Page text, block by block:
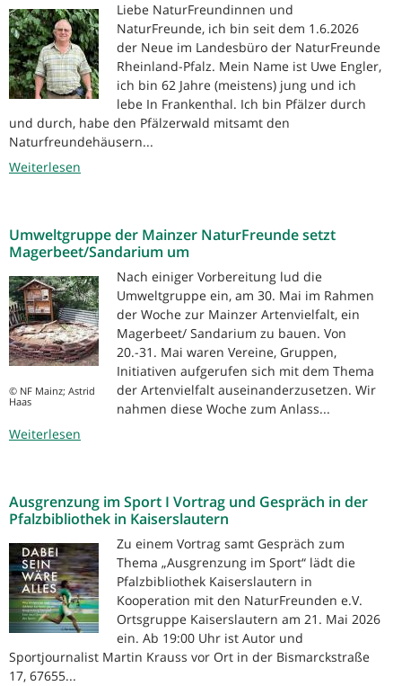
Liebe NaturFreundinnen und
NaturFreunde, ich bin seit dem 1.6.2026
der Neue im Landesbüro der NaturFreunde
Rheinland-Pfalz. Mein Name ist Uwe Engler,
ich bin 62 Jahre (meistens) jung und ich
lebe In Frankenthal. Ich bin Pfälzer durch
und durch, habe den Pfälzerwald mitsamt den
Naturfreundehäusern...
Weiterlesen
Umweltgruppe der Mainzer NaturFreunde setzt
Magerbeet/Sandarium um
© NF Mainz; Astrid
Haas
Nach einiger Vorbereitung lud die
Umweltgruppe ein, am 30. Mai im Rahmen
der Woche zur Mainzer Artenvielfalt, ein
Magerbeet/ Sandarium zu bauen. Von
20.-31. Mai waren Vereine, Gruppen,
Initiativen aufgerufen sich mit dem Thema
der Artenvielfalt auseinanderzusetzen. Wir
nahmen diese Woche zum Anlass...
Weiterlesen
Ausgrenzung im Sport I Vortrag und Gespräch in der
Pfalzbibliothek in Kaiserslautern
Zu einem Vortrag samt Gespräch zum
Thema „Ausgrenzung im Sport“ lädt die
Pfalzbibliothek Kaiserslautern in
Kooperation mit den NaturFreunden e.V.
Ortsgruppe Kaiserslautern am 21. Mai 2026
ein. Ab 19:00 Uhr ist Autor und
Sportjournalist Martin Krauss vor Ort in der Bismarckstraße
17, 67655...